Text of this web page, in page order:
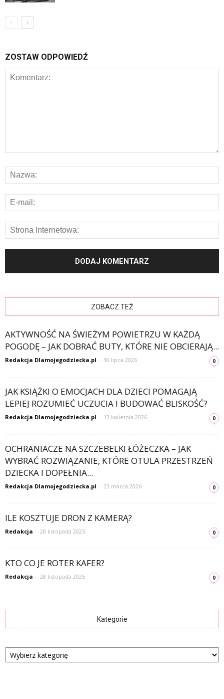
ZOSTAW ODPOWIEDŹ
ZOBACZ TEŻ
AKTYWNOŚĆ NA ŚWIEŻYM POWIETRZU W KAŻDĄ
POGODĘ – JAK DOBRAĆ BUTY, KTÓRE NIE OBCIERAJĄ...
Redakcja Dlamojegodziecka.pl - 30 lipca 2026 0
JAK KSIĄŻKI O EMOCJACH DLA DZIECI POMAGAJĄ
LEPIEJ ROZUMIEĆ UCZUCIA I BUDOWAĆ BLISKOŚĆ?
Redakcja Dlamojegodziecka.pl - 13 kwietnia 2026 0
OCHRANIACZE NA SZCZEBELKI ŁÓŻECZKA – JAK
WYBRAĆ ROZWIĄZANIE, KTÓRE OTULA PRZESTRZEŃ
DZIECKA I DOPEŁNIA...
Redakcja Dlamojegodziecka.pl - 23 marca 2026 0
ILE KOSZTUJE DRON Z KAMERĄ?
Redakcja - 28 listopada 2025 0
KTO CO JE ROTER KAFER?
Redakcja - 28 listopada 2025 0
Kategorie
Kategorie